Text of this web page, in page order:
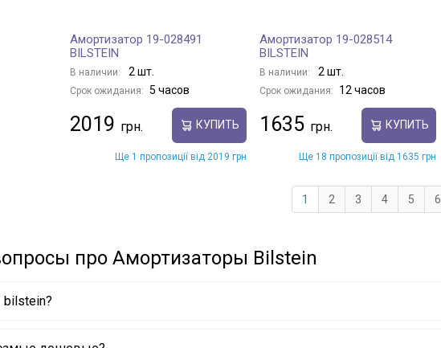
Амортизатор 19-028491
BILSTEIN
В наличии: 2 шт.
Срок ожидания: 5 часов
2019 КУПИТЬ
Ще 1 пропозиції від 2019 грн
Амортизатор 19-028514
BILSTEIN
В наличии: 2 шт.
Срок ожидания: 12 часов
1635 КУПИТЬ
Ще 18 пропозиції від 1635 грн
1 2 3 4 5 6
про Амортизаторы Bilstein
bilstein?